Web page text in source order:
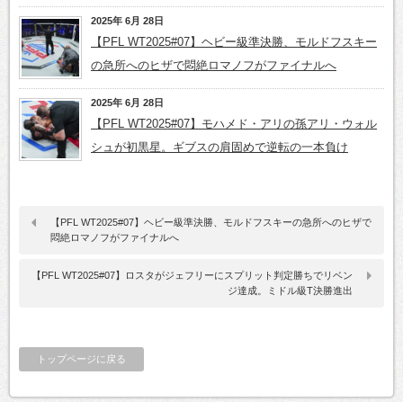
2025年 6月 28日
【PFL WT2025#07】ヘビー級準決勝、モルドフスキー
の急所へのヒザで悶絶ロマノフがファイナルへ
2025年 6月 28日
【PFL WT2025#07】モハメド・アリの孫アリ・ウォル
シュが初黒星。ギブスの肩固めで逆転の一本負け
【PFL WT2025#07】ヘビー級準決勝、モルドフスキーの急所へのヒザで
悶絶ロマノフがファイナルへ
【PFL WT2025#07】ロスタがジェフリーにスプリット判定勝ちでリベン
ジ達成。ミドル級T決勝進出
トップページに戻る